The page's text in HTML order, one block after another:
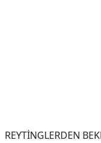
REYTİNGLERDEN